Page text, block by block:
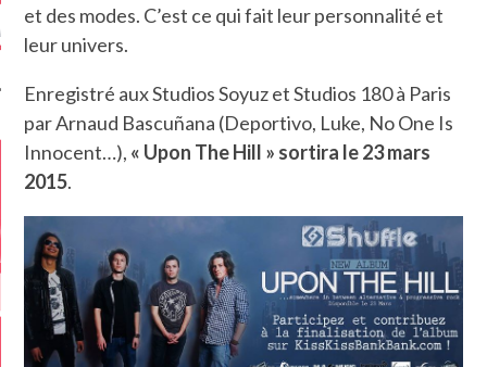
– HEL...
et des modes. C’est ce qui fait leur personnalité et
leur univers.
Enregistré aux Studios Soyuz et Studios 180 à Paris
par Arnaud Bascuñana (Deportivo, Luke, No One Is
Innocent…), « Upon The Hill » sortira le 23 mars
2015.